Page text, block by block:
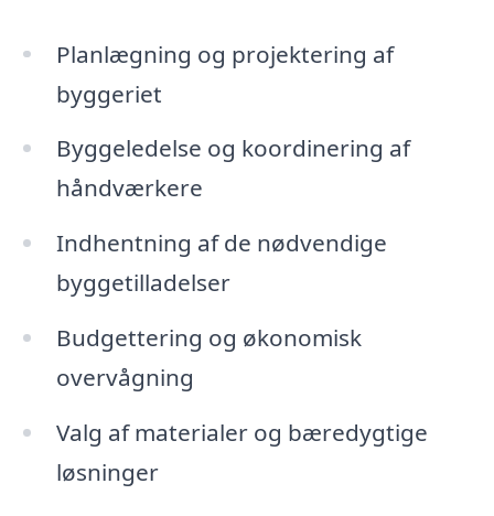
Planlægning og projektering af
byggeriet
Byggeledelse og koordinering af
håndværkere
Indhentning af de nødvendige
byggetilladelser
Budgettering og økonomisk
overvågning
Valg af materialer og bæredygtige
løsninger